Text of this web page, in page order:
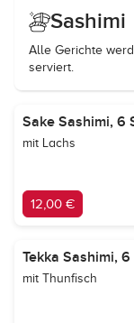
Sashimi
Alle Gerichte
serviert.
Sake Sashimi, 6
mit Lachs
12,00 €
Tekka Sashimi,
mit Thunfisch